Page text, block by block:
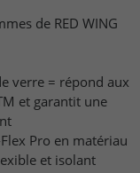
de RED WING
verre = répond aux
et garantit une
Pro en matériau
et isolant